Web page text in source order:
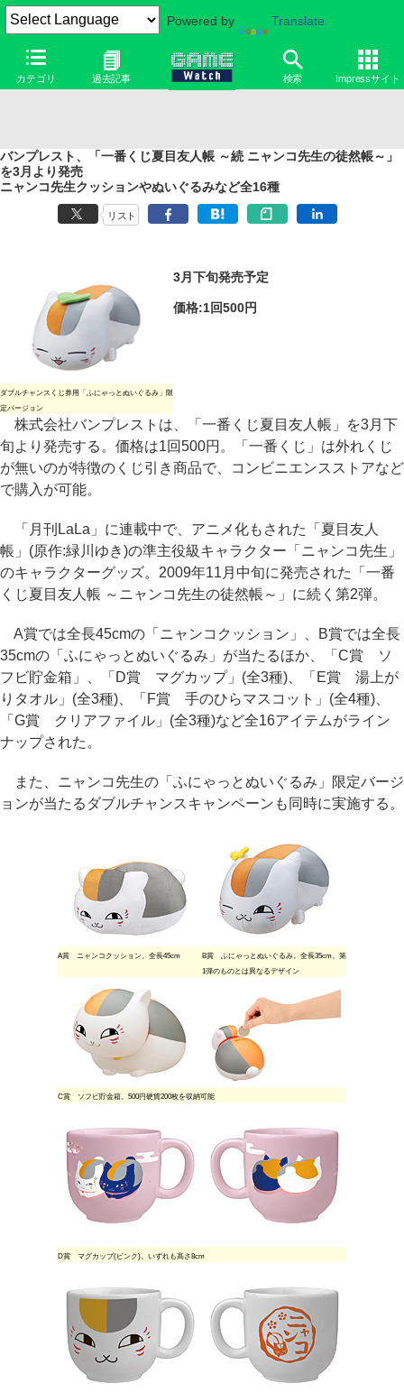
Powered by Translate
カテゴリ 過去記事 検索 Impressサイト
バンプレスト、「一番くじ夏目友人帳 ～続 ニャンコ先生の徒然帳～」
を3月より発売
ニャンコ先生クッションやぬいぐるみなど全16種
リスト
ダブルチャンスくじ券用「ふにゃっとぬいぐるみ」限
定バージョン
3月下旬発売予定
価格:1回500円
株式会社バンプレストは、「一番くじ夏目友人帳」を3月下
旬より発売する。価格は1回500円。「一番くじ」は外れくじ
が無いのが特徴のくじ引き商品で、コンビニエンスストアなど
で購入が可能。
「月刊LaLa」に連載中で、アニメ化もされた「夏目友人
帳」(原作:緑川ゆき)の準主役級キャラクター「ニャンコ先生」
のキャラクターグッズ。2009年11月中旬に発売された「一番
くじ夏目友人帳 ～ニャンコ先生の徒然帳～」に続く第2弾。
A賞では全長45cmの「ニャンコクッション」、B賞では全長
35cmの「ふにゃっとぬいぐるみ」が当たるほか、「C賞 ソ
フビ貯金箱」、「D賞 マグカップ」(全3種)、「E賞 湯上が
りタオル」(全3種)、「F賞 手のひらマスコット」(全4種)、
「G賞 クリアファイル」(全3種)など全16アイテムがライン
ナップされた。
また、ニャンコ先生の「ふにゃっとぬいぐるみ」限定バージ
ョンが当たるダブルチャンスキャンペーンも同時に実施する。
A賞 ニャンコクッション。全長45cm
B賞 ふにゃっとぬいぐるみ。全長35cm。第
1弾のものとは異なるデザイン
C賞 ソフビ貯金箱。500円硬貨200枚を収納可能
D賞 マグカップ(ピンク)。いずれも高さ8cm